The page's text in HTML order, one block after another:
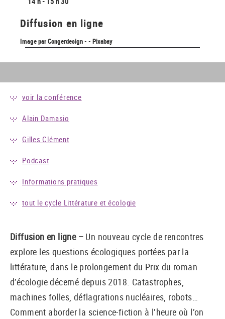
Diffusion en ligne
Image par Congerdesign - - Pixabay
voir la conférence
Alain Damasio
Gilles Clément
Podcast
Informations pratiques
tout le cycle Littérature et écologie
Diffusion en ligne – Un nouveau cycle de rencontres
explore les questions écologiques portées par la
littérature, dans le prolongement du Prix du roman
d’écologie décerné depuis 2018. Catastrophes,
machines folles, déflagrations nucléaires, robots…
Comment aborder la science-fiction à l’heure où l’on